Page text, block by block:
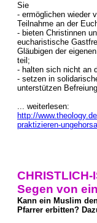
Sie
- ermöglichen wieder
Teilnahme an der
- bieten Christinnen
eucharistische
Gläubigen der
teil;
- halten sich nicht an
- setzen in
unterstützen
... weiterlesen:
http://
praktizieren-
Segen von
Kann ein Muslim
Pfarrer erbitten?